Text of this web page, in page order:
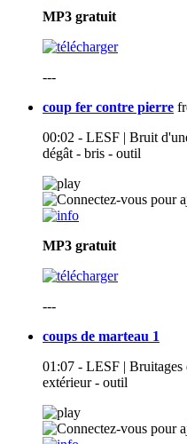
MP3 gratuit
---
coup fer contre pierre
00:02 - LESF | Bruit
dégât - bris - outil
MP3 gratuit
---
coups de marteau 1
01:07 - LESF | Bruitages
extérieur - outil